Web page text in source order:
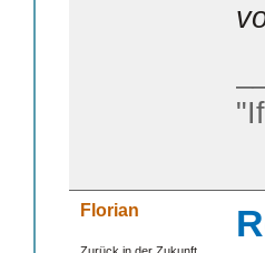
Florian